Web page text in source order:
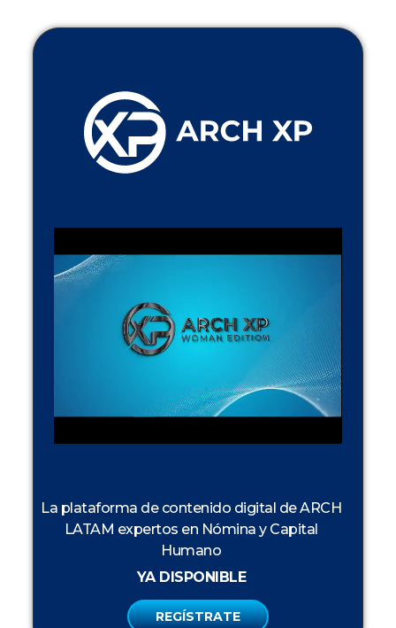
La plataforma de contenido digital de ARCH
LATAM expertos en Nómina y Capital
Humano
YA DISPONIBLE
REGÍSTRATE